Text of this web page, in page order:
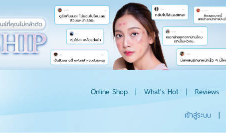
Online Shop | What's Hot | Reviews
เข้าสู่ระบบ |